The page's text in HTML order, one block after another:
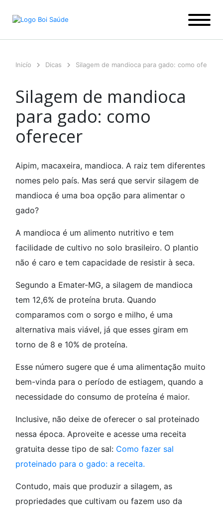
para
Inicío Dicas Silagem de mandioca para gado: como oferecer
Silagem de mandioca
para gado: como
oferecer
Aipim, macaxeira, mandioca. A raiz tem diferentes
nomes pelo país. Mas será que servir silagem de
mandioca é uma boa opção para alimentar o
gado?
A mandioca é um alimento nutritivo e tem
facilidade de cultivo no solo brasileiro. O plantio
não é caro e tem capacidade de resistir à seca.
Segundo a Emater-MG, a silagem de mandioca
tem 12,6% de proteína bruta. Quando
comparamos com o sorgo e milho, é uma
alternativa mais viável, já que esses giram em
torno de 8 e 10% de proteína.
Esse número sugere que é uma alimentação muito
bem-vinda para o período de estiagem, quando a
necessidade do consumo de proteína é maior.
Inclusive, não deixe de oferecer o sal proteinado
nessa época. Aproveite e acesse uma receita
gratuita desse tipo de sal: Como fazer sal
proteinado para o gado: a receita.
Contudo, mais que produzir a silagem, as
propriedades que cultivam ou fazem uso da